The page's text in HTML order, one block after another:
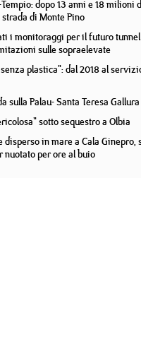
dopo 13 anni e 18 milioni
di Monte Pino
i monitoraggi per il futuro tunnel
sulle sopraelevate
plastica": dal 2018 al
sulla Palau- Santa Teresa Gallura
sotto sequestro a Olbia
in mare a Cala Ginepro,
nuotato per ore al buio